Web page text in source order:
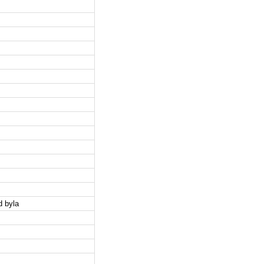
byla